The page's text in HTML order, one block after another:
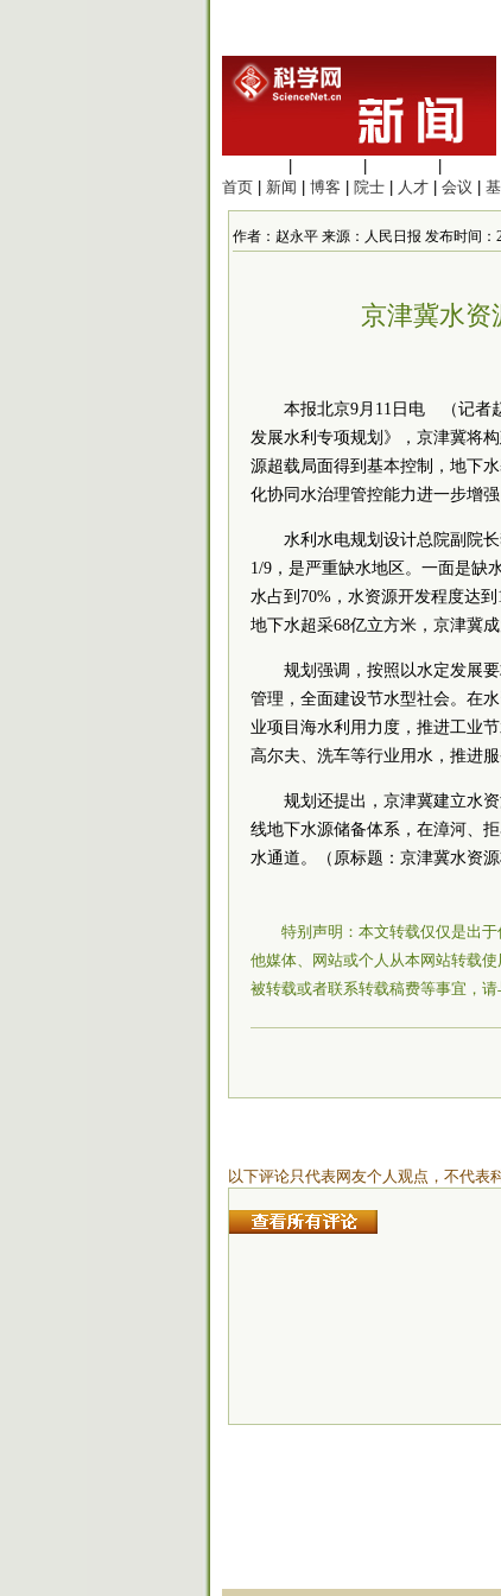
首页
新闻 博客 院士 人才 会议
作者：赵永平 来源：人民日报 发布时间：
京津冀水资
本报北京9月11日电 （记者
发展水利专项规划》，京津冀将
源超载局面得到基本控制，地下
化协同水治理管控能力进一步增
水利水电规划设计总院副院
1/9，是严重缺水地区。一面是缺
水占到70%，水资源开发程度达
地下水超采68亿立方米，京津冀
规划强调，按照以水定发展
管理，全面建设节水型社会。在
业项目海水利用力度，推进工业
高尔夫、洗车等行业用水，推进服
规划还提出，京津冀建立水
线地下水源储备体系，在漳河、
水通道。（原标题：京津冀水资
特别声明：本文转载仅仅是出
他媒体、网站或个人从本网站转载
被转载或者联系转载稿费等事宜，请
以下评论只代表网友个人观点，不代表